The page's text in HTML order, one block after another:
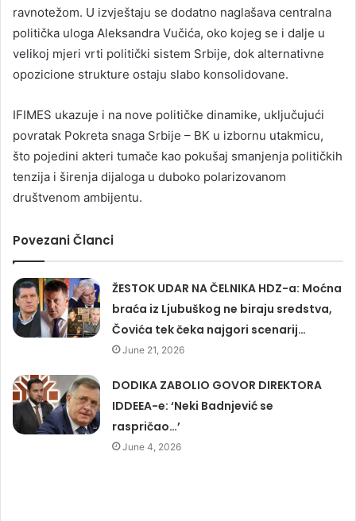
ravnotežom. U izvještaju se dodatno naglašava centralna
politička uloga Aleksandra Vučića, oko kojeg se i dalje u
velikoj mjeri vrti politički sistem Srbije, dok alternativne
opozicione strukture ostaju slabo konsolidovane.
IFIMES ukazuje i na nove političke dinamike, uključujući
povratak Pokreta snaga Srbije – BK u izbornu utakmicu,
što pojedini akteri tumače kao pokušaj smanjenja političkih
tenzija i širenja dijaloga u duboko polarizovanom
društvenom ambijentu.
Povezani Članci
ŽESTOK UDAR NA ČELNIKA HDZ-a: Moćna
braća iz Ljubuškog ne biraju sredstva,
Čovića tek čeka najgori scenarij…
June 21, 2026
DODIKA ZABOLIO GOVOR DIREKTORA
IDDEEA-e: ‘Neki Badnjević se
raspričao…’
June 4, 2026